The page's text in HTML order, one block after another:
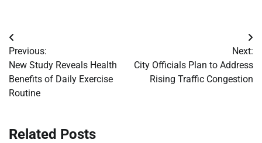
Post
navigation
Previous:
New Study Reveals Health
Benefits of Daily Exercise
Routine
Next:
City Officials Plan to Address
Rising Traffic Congestion
Related Posts